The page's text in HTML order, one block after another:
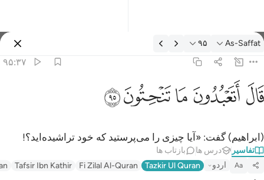
تفسیر: As-Saffat ۹۵:۳۷
As-Saffat ۹۵
۹۵:۳۷
قال اتعبدون ما تنحتون ٩٥
قَالَ أَتَعْبُدُونَ مَا تَنْحِتُونَ ٩٥
ﲟﲠﲡﲢﲣ
(ابراهیم) گفت: «آیا چیزی را می‌پرستید که خود تراشیده‌اید؟!
تفاسیر درس ها بازتاب ها
Aa اردو Tazkir Ul Quran
Fi Zilal Al-Quran
Tafsir Ibn Kathir